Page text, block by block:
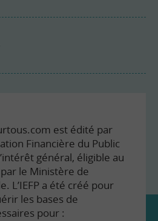
est édité par
Financière du Public
général, éligible au
le Ministère de
L’IEFP a été créé pour
les bases de
pour :